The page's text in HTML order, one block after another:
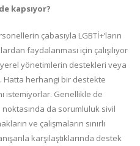
kapsıyor?
çabasıyla LGBTİ+’ların
faydalanması için çalışılıyor
yönetimlerin destekleri veya
Hatta herhangi bir destekte
istemiyorlar. Genellikle de
noktasında da sorumluluk sivil
ve çalışmaların sınırlı
karşılaştıklarında destek